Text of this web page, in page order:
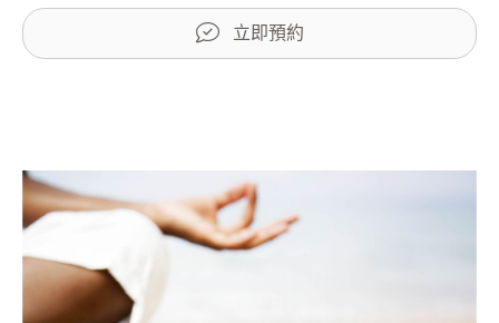
立即預約